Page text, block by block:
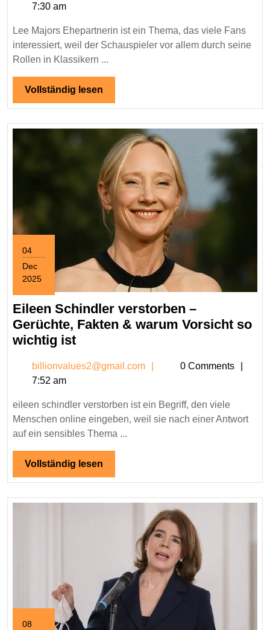
in
sein
7:30 am
Lee Majors Ehepartnerin ist ein Thema, das viele Fans
interessiert, weil der Schauspieler vor allem durch seine
Rollen in Klassikern ...
Vollständig lesen
lesen
04
Dec
2025
December
4,
2025
Eileen Schindler verstorben –
Gerüchte, Fakten & warum Vorsicht so
wichtig istEileen
verstorben
Gerüchte,
Fakten
&
warum
Vorsicht
so
wichtig
billionvalues2@gmail.com
0 Comments
7:52 am
eileen schindler verstorben ist ein Begriff, den viele
Menschen online eingeben, weil sie nach einer Antwort
auf ein sensibles Thema ...
Vollständig lesen
lesen
08